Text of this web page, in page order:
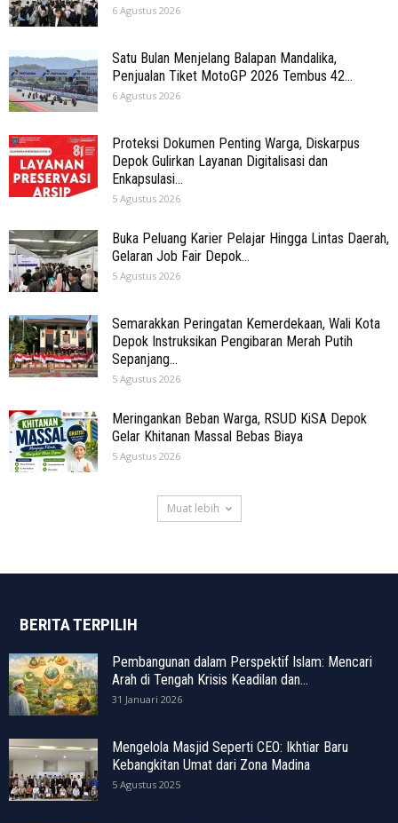
6 Agustus 2026
Satu Bulan Menjelang Balapan Mandalika,
Penjualan Tiket MotoGP 2026 Tembus 42...
6 Agustus 2026
Proteksi Dokumen Penting Warga, Diskarpus
Depok Gulirkan Layanan Digitalisasi dan
Enkapsulasi...
5 Agustus 2026
Buka Peluang Karier Pelajar Hingga Lintas Daerah,
Gelaran Job Fair Depok...
5 Agustus 2026
Semarakkan Peringatan Kemerdekaan, Wali Kota
Depok Instruksikan Pengibaran Merah Putih
Sepanjang...
5 Agustus 2026
Meringankan Beban Warga, RSUD KiSA Depok
Gelar Khitanan Massal Bebas Biaya
5 Agustus 2026
Muat lebih
BERITA TERPILIH
Pembangunan dalam Perspektif Islam: Mencari
Arah di Tengah Krisis Keadilan dan...
31 Januari 2026
Mengelola Masjid Seperti CEO: Ikhtiar Baru
Kebangkitan Umat dari Zona Madina
5 Agustus 2025